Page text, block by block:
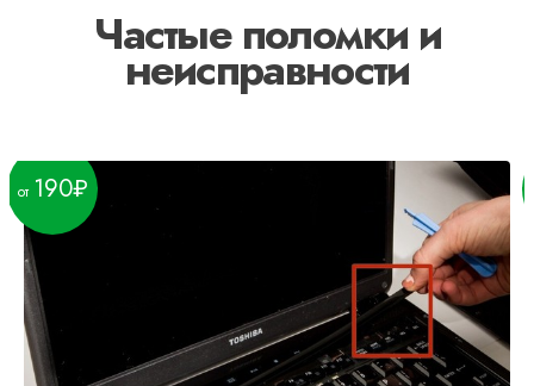
Частые поломки и
неисправности
190